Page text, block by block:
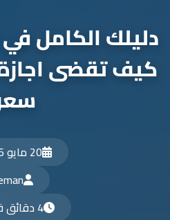
كيف تقضى
20 مايو 2026
4 دقائق قراءة